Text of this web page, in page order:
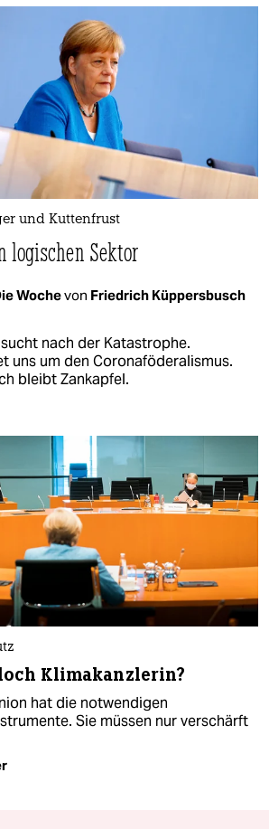
und Kuttenfrust
logischen Sektor
Wochevon Friedrich Küppersbusch
nach der Katastrophe.
uns um den Coronaföderalismus.
bleibt Zankapfel.
Klimakanzlerin?
hat die notwendigen
Sie müssen nur verschärft